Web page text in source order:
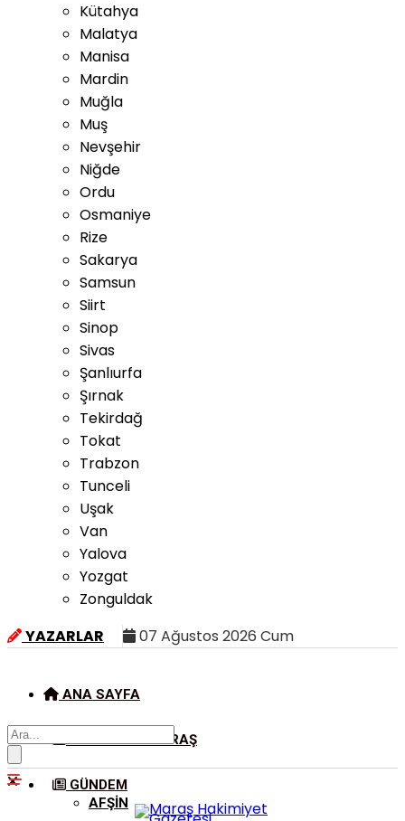
Kütahya
Malatya
Manisa
Mardin
Muğla
Muş
Nevşehir
Niğde
Ordu
Osmaniye
Rize
Sakarya
Samsun
Siirt
Sinop
Sivas
Şanlıurfa
Şırnak
Tekirdağ
Tokat
Trabzon
Tunceli
Uşak
Van
Yalova
Yozgat
Zonguldak
YAZARLAR
07 Ağustos 2026 Cum
ANA SAYFA
KAHRAMANMARAŞ
AFŞIN
GÜNDEM